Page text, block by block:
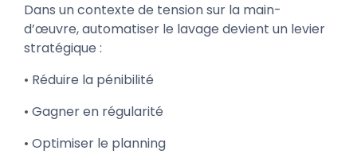
Dans un contexte de tension sur la main-
d’œuvre, automatiser le lavage devient un levier
stratégique :
• Réduire la pénibilité
• Gagner en régularité
• Optimiser le planning